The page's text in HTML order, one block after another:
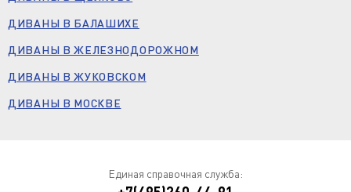
ДИВАНЫ В БАЛАШИХЕ
ДИВАНЫ В ЖЕЛЕЗНОДОРОЖНОМ
ДИВАНЫ В ЖУКОВСКОМ
ДИВАНЫ В МОСКВЕ
Единая справочная служба: